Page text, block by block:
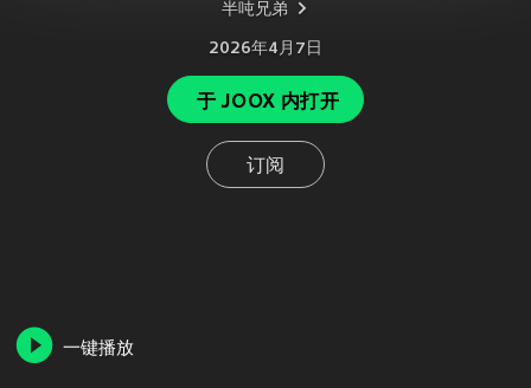
半吨兄弟
2026年4月7日
于 JOOX 内打开
订阅
一键播放